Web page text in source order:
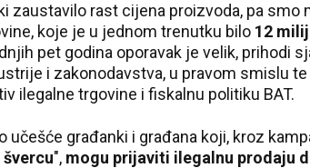
zaustavilo rast cijena proizvoda, pa smo
koje je u jednom trenutku bilo 12
pet godina oporavak je velik, prihodi
i zakonodavstva, u pravom smislu
ilegalne trgovine i fiskalnu politiku BAT.
učešće građanki i građana koji, kroz
", mogu prijaviti ilegalnu prodaju